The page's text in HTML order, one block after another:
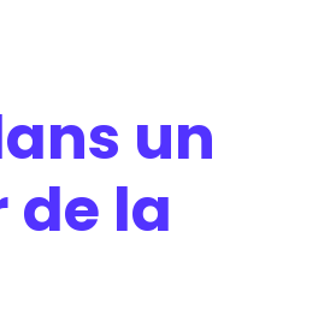
un
de la